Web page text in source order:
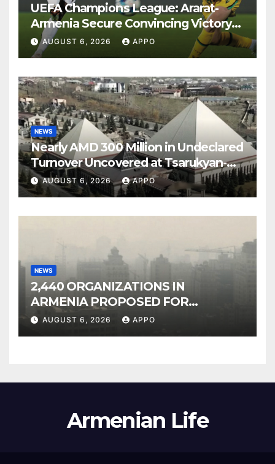
UEFA Champions League: Ararat-
Armenia Secure Convincing Victory
Over Shamrock Rovers 2-0
AUGUST 6, 2026 APPO
NEWS
Nearly AMD 300 Million in Undeclared
Turnover Uncovered at Tsarukyan-
Owned Entertainment Center
AUGUST 6, 2026 APPO
NEWS
2,440 ORGANIZATIONS IN
ARMENIA PROPOSED FOR
INCLUSION IN LIST OF AIR
AUGUST 6, 2026 APPO
Armenian Life